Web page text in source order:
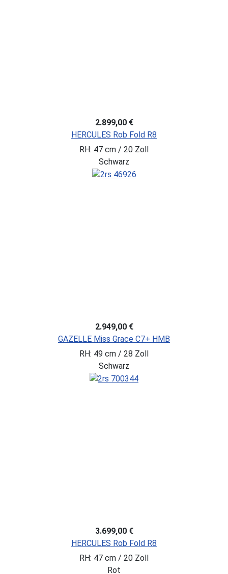
2.899,00 €
HERCULES Rob Fold R8
RH: 47 cm / 20 Zoll
Schwarz
2.949,00 €
GAZELLE Miss Grace C7+ HMB
RH: 49 cm / 28 Zoll
Schwarz
3.699,00 €
HERCULES Rob Fold R8
RH: 47 cm / 20 Zoll
Rot